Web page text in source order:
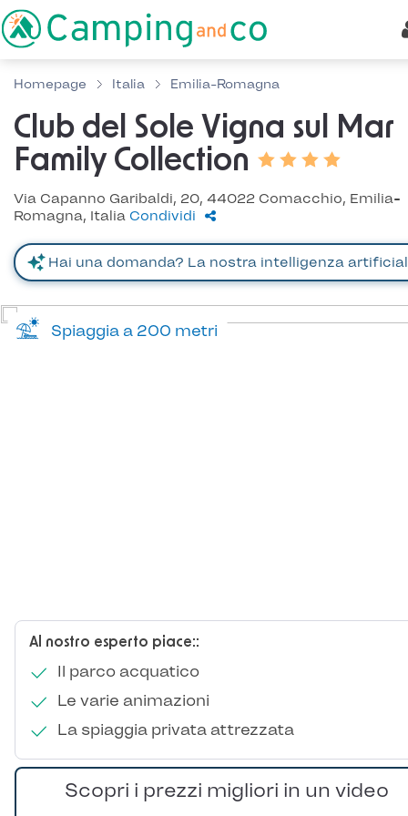
Homepage Italia Emilia-Romagna
Club del Sole Vigna sul Mar
Family Collection
Via Capanno Garibaldi, 20, 44022 Comacchio, Emilia-
Romagna, Italia Condividi
Al nostro esperto piace::
Il parco acquatico
Le varie animazioni
La spiaggia privata attrezzata
Spiaggia a 200 metri
Scopri i prezzi migliori in un video